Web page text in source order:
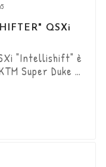
QSXi
"Intellishift" è
Super Duke R
con bobine di
a 3 pin), che
(Shift-Up)